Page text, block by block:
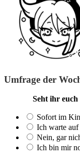
Umfrage der
Seht ihr
Sofort im
Ich warte
Nein, gar
Ich bin mir